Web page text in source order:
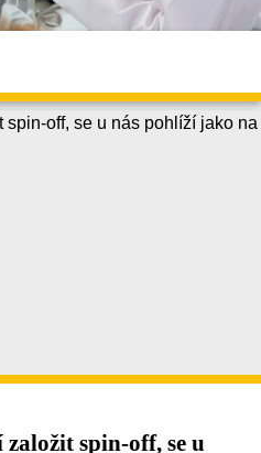
spin-off, se u